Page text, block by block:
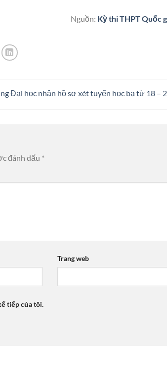
Nguồn: Kỳ thi THPT Quốc
Đại học nhận hồ sơ xét tuyển học bạ từ 18 –
đánh dấu *
Trang web
tiếp của tôi.